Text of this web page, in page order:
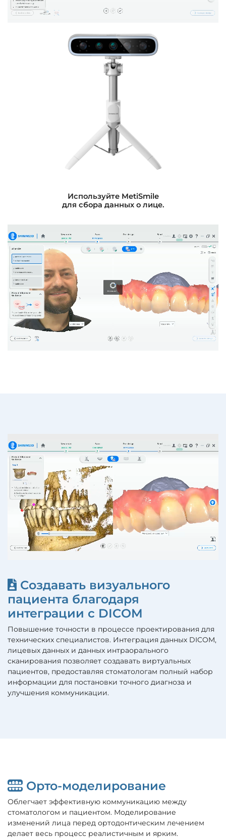
Используйте MetiSmile
для сбора данных о лице.
Создавать визуального
пациента благодаря
интеграции с DICOM
Повышение точности в процессе проектирования для
технических специалистов. Интеграция данных DICOM,
лицевых данных и данных интраорального
сканирования позволяет создавать виртуальных
пациентов, предоставляя стоматологам полный набор
информации для постановки точного диагноза и
улучшения коммуникации.
Орто-моделирование
Облегчает эффективную коммуникацию между
стоматологом и пациентом. Моделирование
изменений лица перед ортодонтическим лечением
делает весь процесс реалистичным и ярким.